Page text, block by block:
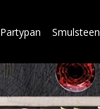
Partypan Smulsteen